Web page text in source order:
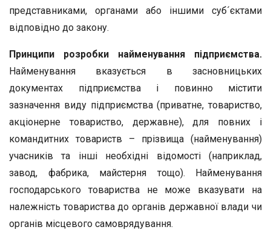
представниками, органами або іншими суб´єктами
відповідно до закону.
Принципи розробки найменування підприємства.
Найменування вказується в засновницьких
документах підприємства і повинно містити
зазначення виду підприємства (приватне, товариство,
акціонерне товариство, державне), для повних і
командитних товариств – прізвища (найменування)
учасників та інші необхідні відомості (наприклад,
завод, фабрика, майстерня тощо). Найменування
господарського товариства не може вказувати на
належність товариства до органів державної влади чи
органів місцевого самоврядування.